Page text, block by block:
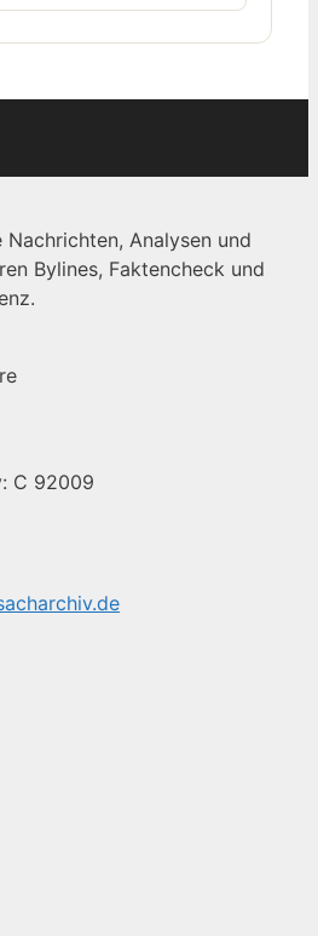
Analysen und
Bylines, Faktencheck und
C 92009